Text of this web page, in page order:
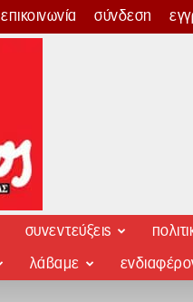
επικοινωνία σύνδεση
συνεντεύξεις
λάβαμε